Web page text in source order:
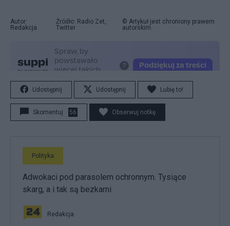
Autor:
Redakcja
Źródło: Radio Zet,
Twitter
© Artykuł jest chroniony prawem
autorskim.
Udostępnij Udostępnij Lubię to!
Skomentuj 56 Obserwuj notkę
Polityka
Adwokaci pod parasolem ochronnym. Tysiące
skarg, a i tak są bezkarni
Redakcja